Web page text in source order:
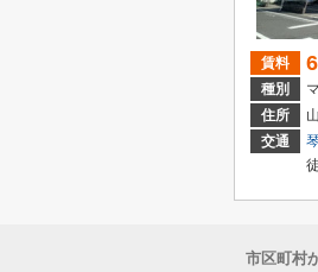
賃料
種別
住所
交通
市区町村